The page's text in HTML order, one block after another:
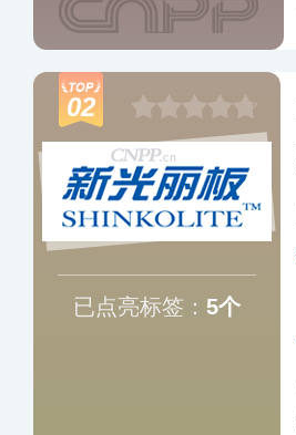
02
已点亮标签： 5个